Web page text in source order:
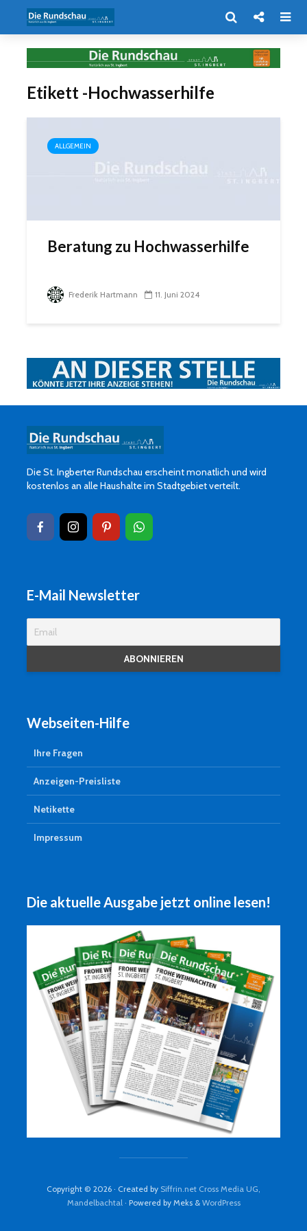
Etikett -Hochwasserhilfe
ALLGEMEIN
Beratung zu Hochwasserhilfe
Frederik Hartmann 11. Juni 2024
Die St. Ingberter Rundschau erscheint monatlich und wird
kostenlos an alle Haushalte im Stadtgebiet verteilt.
E-Mail Newsletter
Webseiten-Hilfe
Ihre Fragen
Anzeigen-Preisliste
Netikette
Impressum
Die aktuelle Ausgabe jetzt online lesen!
Copyright © 2026 · Created by Siffrin.net Cross Media UG,
Mandelbachtal· Powered by Meks & WordPress